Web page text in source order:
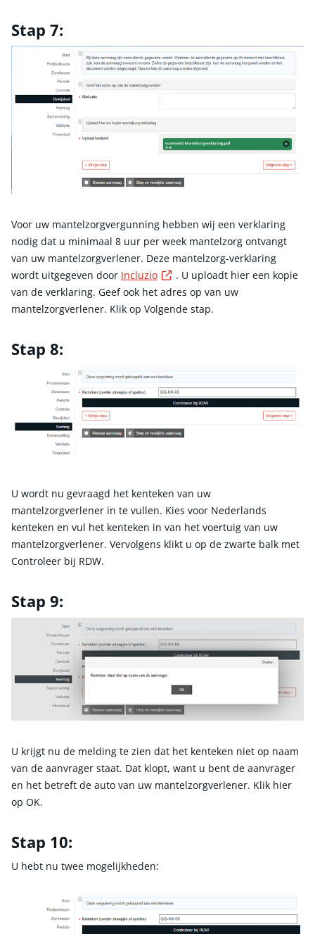
Stap 7:
Voor uw mantelzorgvergunning hebben wij een verklaring
nodig dat u minimaal 8 uur per week mantelzorg ontvangt
van uw mantelzorgverlener. Deze mantelzorg-verklaring
wordt uitgegeven door Incluzio Externe link
. U uploadt hier een kopie
van de verklaring. Geef ook het adres op van uw
mantelzorgverlener. Klik op Volgende stap.
Stap 8:
U wordt nu gevraagd het kenteken van uw
mantelzorgverlener in te vullen. Kies voor Nederlands
kenteken en vul het kenteken in van het voertuig van uw
mantelzorgverlener. Vervolgens klikt u op de zwarte balk met
Controleer bij RDW.
Stap 9:
U krijgt nu de melding te zien dat het kenteken niet op naam
van de aanvrager staat. Dat klopt, want u bent de aanvrager
en het betreft de auto van uw mantelzorgverlener. Klik hier
op OK.
Stap 10:
U hebt nu twee mogelijkheden: